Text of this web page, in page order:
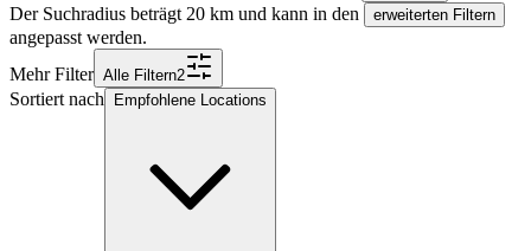
Der Suchradius beträgt 20 km und kann in den erweiterten Filtern
angepasst werden.
Mehr Filter Alle Filtern2
Sortiert nach Empfohlene Locations